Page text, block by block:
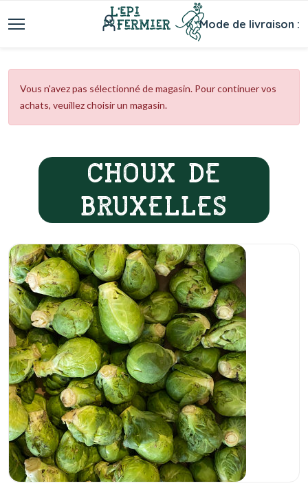
Mode de livraison :
Vous n'avez pas sélectionné de magasin. Pour continuer vos
achats, veuillez choisir un magasin.
CHOUX DE
BRUXELLES